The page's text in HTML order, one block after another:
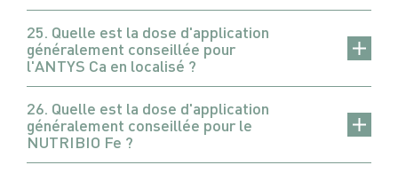
25. Quelle est la dose d'application
généralement conseillée pour
l'ANTYS Ca en localisé ?
26. Quelle est la dose d'application
généralement conseillée pour le
NUTRIBIO Fe ?